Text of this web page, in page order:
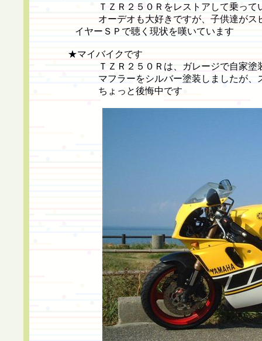
ＴＺＲ２５０Ｒをレストアして乗って
オーデオも大好きですが、子供達がスピー
イヤーＳＰで聴く現状を嘆いています
★マイバイクです
ＴＺＲ２５０Ｒは、ガレージで自家塗装
マフラーをシルバー塗装しましたが、スタ
ちょっと後悔中です